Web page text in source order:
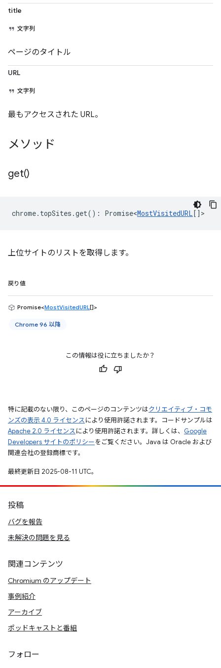
title
文字列
ページのタイトル
URL
文字列
最もアクセスされた URL。
メソッド
get()
chrome. topSites .get() : Promise<MostVisitedURL[] >
上位サイトのリストを取得します。
戻り値
Promise<MostVisitedURL[]>
Chrome 96 以降
この情報は役に立ちましたか？
特に記載のない限り、このページのコンテンツはクリエイティブ・コモ
ンズの表示 4.0 ライセンスにより使用許諾されます。コードサンプルは
Apache 2.0 ライセンスにより使用許諾されます。詳しくは、 Google
Developers サイトのポリシーをご覧ください。Java は Oracle および
関連会社の登録商標です。
最終更新日 2025-08-11 UTC。
投稿
バグを報告
未解決の問題を見る
関連コンテンツ
Chromium のアップデート
事例紹介
アーカイブ
ポッドキャストと番組
フォロー